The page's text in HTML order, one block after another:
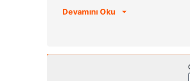
vardır. Özel banyo, duş/küvet
(concierge) hizmetleri ve ortak alanda
Devamını Oku